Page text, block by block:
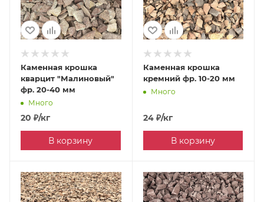
Каменная крошка
кварцит "Малиновый"
фр. 20-40 мм
Много
20 ₽/кг
В корзину
Каменная крошка
кремний фр. 10-20 мм
Много
24₽/кг
В корзину